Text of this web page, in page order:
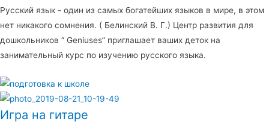
Русский язык - один из самых богатейших языков в мире, в этом
нет никакого сомнения. ( Белинский В. Г.) Центр развития для
дошкольников “ Geniuses” приглашает ваших деток на
занимательный курс по изучению русского языка.
Игра на гитаре